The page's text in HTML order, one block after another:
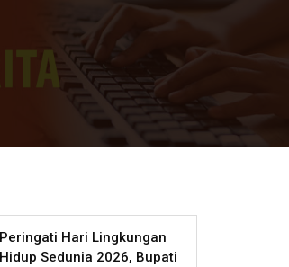
Peringati Hari Lingkungan
Hidup Sedunia 2026, Bupati